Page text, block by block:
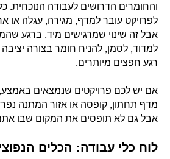
והחומרים הדרושים לעבודה הנוכחית.
לפרויקט עובר למדף, מגירה, עגלה או
אבל זה שינוי שמרגישים מיד. ברגע
למדוד, לסמן, להניח חומר בצורה יציבה
רגע חפצים מיותרים.
אם יש לכם פרויקטים שנמצאים
מדף תחתון, קופסה או אזור המתנה
אבל גם לא תופסים את המקום שבו
לוח כלי עבודה: הכלים